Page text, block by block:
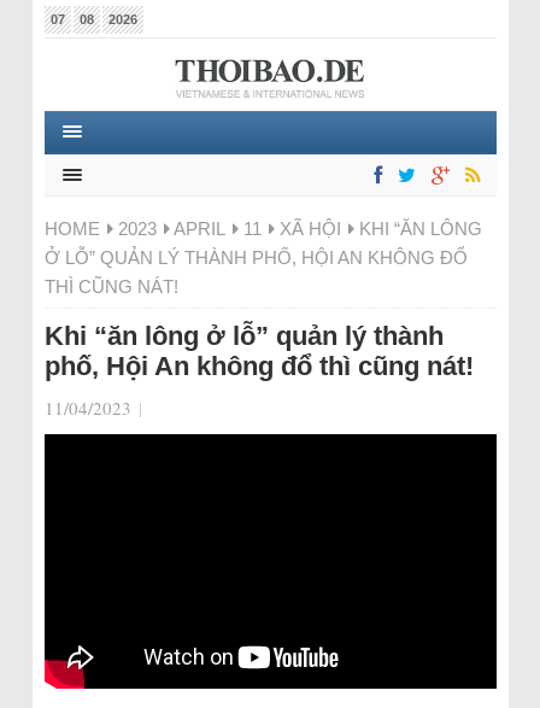
07 08 2026
HOME 2023 APRIL 11 XÃ HỘI
KHI “ĂN LÔNG
Ở LỖ” QUẢN LÝ THÀNH PHỐ, HỘI AN KHÔNG ĐỔ
THÌ CŨNG NÁT!
Khi “ăn lông ở lỗ” quản lý thành
phố, Hội An không đổ thì cũng nát!
11/04/2023 |